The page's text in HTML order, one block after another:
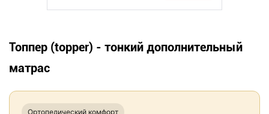
Топпер (topper) - тонкий дополнительный
матрас
Ортопедический комфорт